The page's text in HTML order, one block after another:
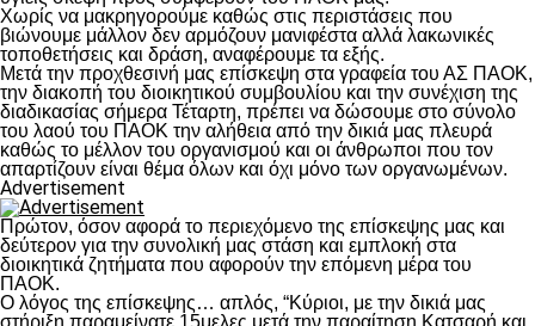
Χωρίς να μακρηγορούμε καθώς στις περιστάσεις που
βιώνουμε μάλλον δεν αρμόζουν μανιφέστα αλλά λακωνικές
τοποθετήσεις και δράση, αναφέρουμε τα εξής.
Μετά την προχθεσινή μας επίσκεψη στα γραφεία του ΑΣ ΠΑΟΚ,
την διακοπή του διοικητικού συμβουλίου και την συνέχιση της
διαδικασίας σήμερα Τέταρτη, πρέπει να δώσουμε στο σύνολο
του λαού του ΠΑΟΚ την αλήθεια από την δικιά μας πλευρά
καθώς το μέλλον του οργανισμού και οι άνθρωποι που τον
απαρτίζουν είναι θέμα όλων και όχι μόνο των οργανωμένων.
Advertisement
Πρώτον, όσον αφορά το περιεχόμενο της επίσκεψης μας και
δεύτερον για την συνολική μας στάση και εμπλοκή στα
διοικητικά ζητήματα που αφορούν την επόμενη μέρα του
ΠΑΟΚ.
Ο λόγος της επίσκεψης… απλός, “Κύριοι, με την δικιά μας
στήριξη παραμείνατε 15μελες μετά την παραίτηση Κατσαρή και